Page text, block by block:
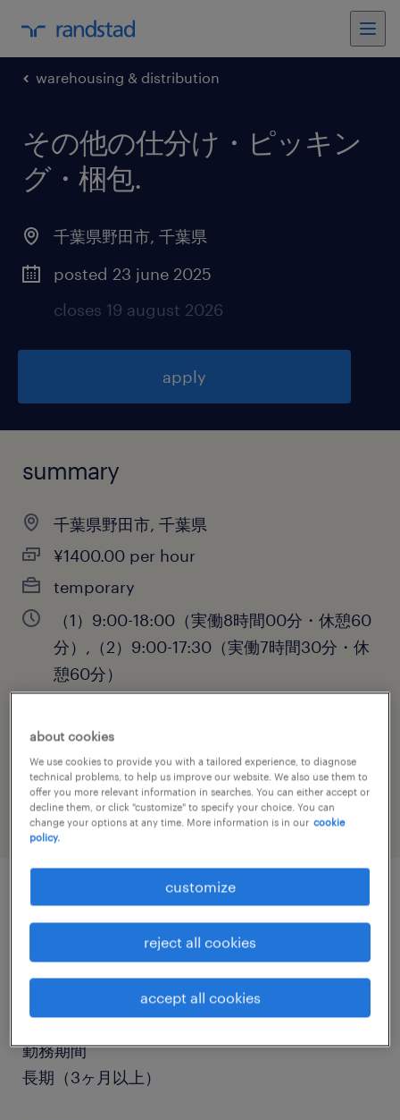
warehousing & distribution
その他の仕分け・ピッキン
グ・梱包.
千葉県野田市, 千葉県
posted 23 june 2025
closes 19 august 2026
apply
summary
千葉県野田市, 千葉県
¥1400.00 per hour
temporary
（1）9:00-18:00（実働8時間00分・休憩60
分）,（2）9:00-17:30（実働7時間30分・休
憩60分）
job category
warehousing & distribution
job details
仕分け・ピッキング・梱包
勤務期間
長期（3ヶ月以上）
about cookies
We use cookies to provide you with a tailored experience, to diagnose
technical problems, to help us improve our website. We also use them to
offer you more relevant information in searches. You can either accept or
decline them, or click "customize" to specify your choice. You can
change your options at any time. More information is in our cookie
policy.
customize
reject all cookies
accept all cookies